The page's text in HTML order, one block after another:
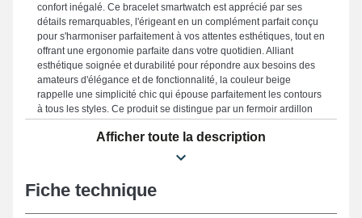
confort inégalé. Ce bracelet smartwatch est apprécié par ses
détails remarquables, l'érigeant en un complément parfait conçu
pour s'harmoniser parfaitement à vos attentes esthétiques, tout en
offrant une ergonomie parfaite dans votre quotidien. Alliant
esthétique soignée et durabilité pour répondre aux besoins des
amateurs d'élégance et de fonctionnalité, la couleur beige
rappelle une simplicité chic qui épouse parfaitement les contours
à tous les styles. Ce produit se distingue par un fermoir ardillon
Watch 5 Pro (45 mm), Galaxy Watch 7 (44 mm), Galaxy Watch 5
(44 mm), Galaxy Watch (46 mm), Galaxy Watch 6 Classic (43
Samsung. Faisant converger qualité de fabrication et adaptabilité,
ce bracelet Samsung permet une adaptabilité étendue avec de
nombreux modèles de manière fluide tout en garantissant un port
Afficher toute la description
Fiche technique